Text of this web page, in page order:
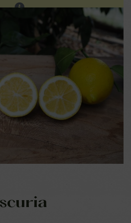
Prochain réassort sur
site en fin d'été.
0